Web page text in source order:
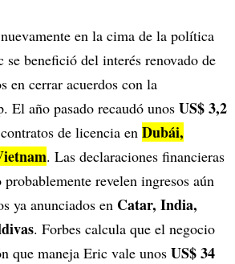
en la cima de la política
se benefició del interés renovado de
en cerrar acuerdos con la
El año pasado recaudó unos US$ 3,2
de licencia en Dubái,
. Las declaraciones financieras
probablemente revelen ingresos aún
ya anunciados en Catar, India,
. Forbes calcula que el negocio
que maneja Eric vale unos US$ 34